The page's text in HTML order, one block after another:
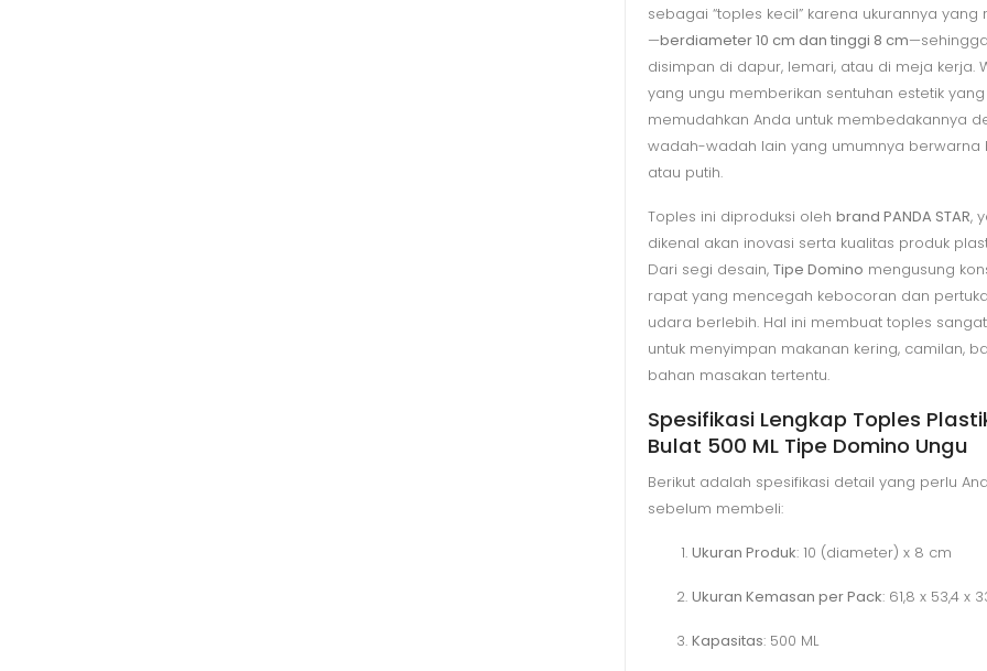
sebagai “toples kecil” karena ukurannya yang
—berdiameter 10 cm dan tinggi 8 cm
disimpan di dapur, lemari, atau di meja kerja.
yang ungu memberikan sentuhan estetik yang
memudahkan Anda untuk membedakannya
wadah-wadah lain yang umumnya berwarna
atau putih.
Toples ini diproduksi oleh brand PANDA STAR,
dikenal akan inovasi serta kualitas produk
Dari segi desain, Tipe Domino mengusung
rapat yang mencegah kebocoran dan
udara berlebih. Hal ini membuat toples
untuk menyimpan makanan kering, camilan,
bahan masakan tertentu.
Spesifikasi Lengkap Toples
Bulat 500 ML Tipe Domino Ungu
Berikut adalah spesifikasi detail yang perlu
sebelum membeli:
Ukuran Produk: 10 (diameter) x 8 cm
Ukuran Kemasan per Pack: 61,8 x 53,4 x
Kapasitas: 500 ML